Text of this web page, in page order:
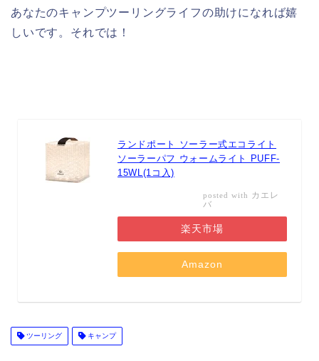
あなたのキャンプツーリングライフの助けになれば嬉
しいです。それでは！
ランドポート ソーラー式エコライト
ソーラーパフ ウォームライト PUFF-
15WL(1コ入)
posted with カエレ
バ
楽天市場
Amazon
ツーリング キャンプ